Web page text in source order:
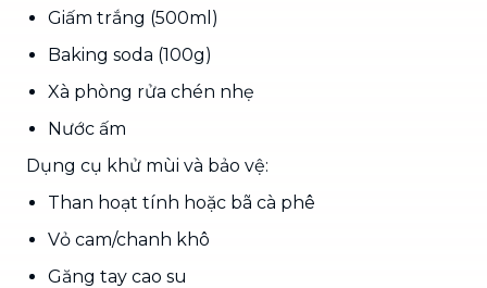
Giấm trắng (500ml)
Baking soda (100g)
Xà phòng rửa chén nhẹ
Nước ấm
Dụng cụ khử mùi và bảo vệ:
Than hoạt tính hoặc bã cà phê
Vỏ cam/chanh khô
Găng tay cao su